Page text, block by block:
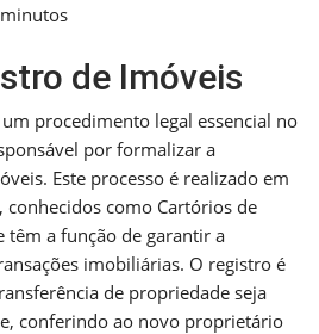
de Imóveis
procedimento legal essencial no
por formalizar a
Este processo é realizado em
conhecidos como Cartórios de
têm a função de garantir a
imobiliárias. O registro é
de propriedade seja
conferindo ao novo proprietário